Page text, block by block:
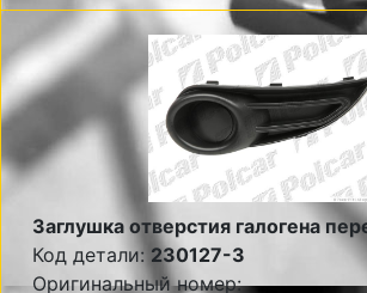
Заглушка отверстия галогена
Код детали: 230127-3
Оригинальный номер: